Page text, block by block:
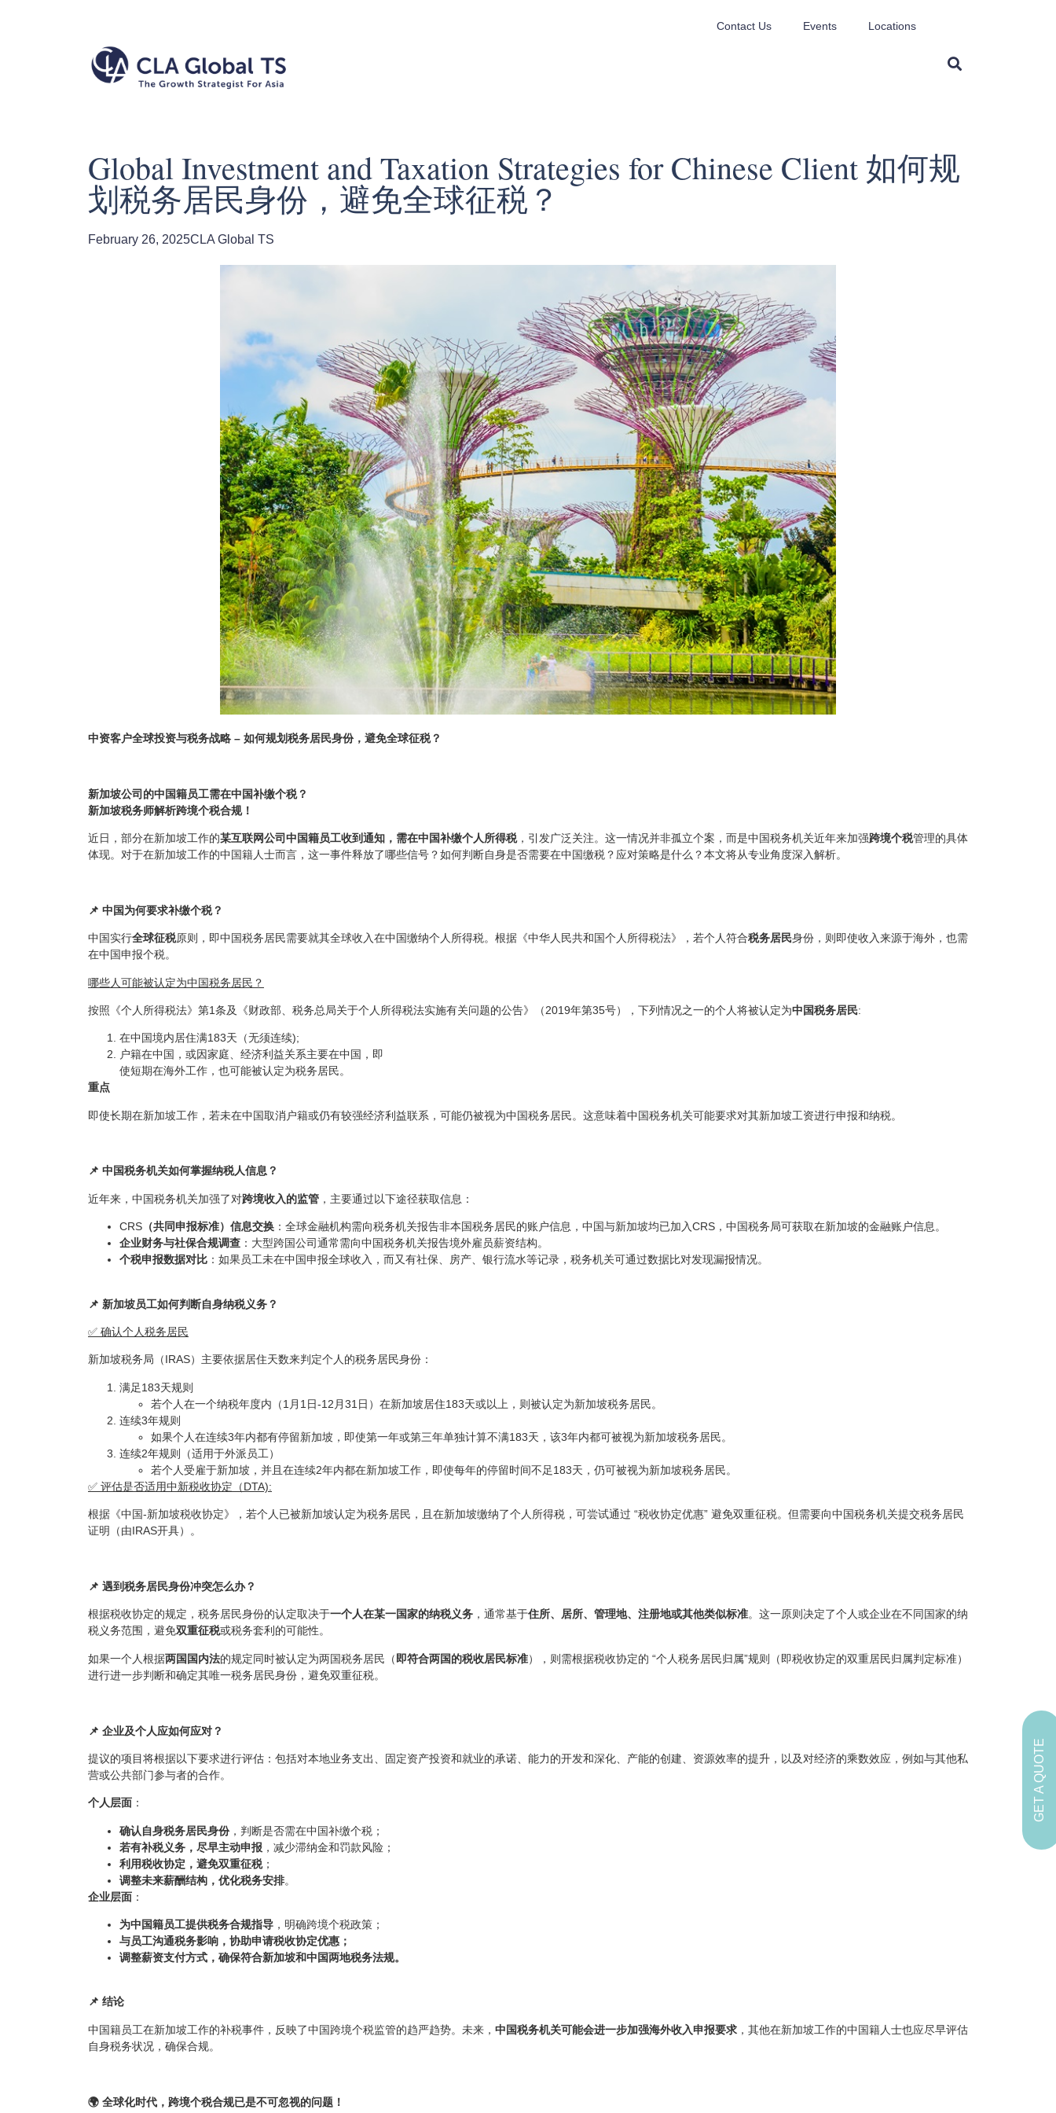
Contact Us Events Locations
Global Investment and Taxation Strategies for Chinese Client 如何规
划税务居民身份，避免全球征税？
February 26, 2025CLA Global TS
中资客户全球投资与税务战略 – 如何规划税务居民身份，避免全球征税？
新加坡公司的中国籍员工需在中国补缴个税？
新加坡税务师解析跨境个税合规！
近日，部分在新加坡工作的某互联网公司中国籍员工收到通知，需在中国补缴个人所得税，引发广泛关注。这一情况并非孤立个案，而是中国税务机关近年来加强跨境个税管理的具体
体现。对于在新加坡工作的中国籍人士而言，这一事件释放了哪些信号？如何判断自身是否需要在中国缴税？应对策略是什么？本文将从专业角度深入解析。
📌 中国为何要求补缴个税？
中国实行全球征税原则，即中国税务居民需要就其全球收入在中国缴纳个人所得税。根据《中华人民共和国个人所得税法》，若个人符合税务居民身份，则即使收入来源于海外，也需
在中国申报个税。
哪些人可能被认定为中国税务居民？
按照《个人所得税法》第1条及《财政部、税务总局关于个人所得税法实施有关问题的公告》（2019年第35号），下列情况之一的个人将被认定为中国税务居民:
在中国境内居住满183天（无须连续);
户籍在中国，或因家庭、经济利益关系主要在中国，即
使短期在海外工作，也可能被认定为税务居民。
重点
即使长期在新加坡工作，若未在中国取消户籍或仍有较强经济利益联系，可能仍被视为中国税务居民。这意味着中国税务机关可能要求对其新加坡工资进行申报和纳税。
📌 中国税务机关如何掌握纳税人信息？
近年来，中国税务机关加强了对跨境收入的监管 ，主要通过以下途径获取信息：
CRS （共同申报标准）信息交换 ：全球金融机构需向税务机关报告非本国税务居民的账户信息，中国与新加坡均已加入CRS，中国税务局可获取在新加坡的金融账户信息。
企业财务与社保合规调查 ：大型跨国公司通常需向中国税务机关报告境外雇员薪资结构。
个税申报数据对比 ：如果员工未在中国申报全球收入，而又有社保、房产、银行流水等记录，税务机关可通过数据比对发现漏报情况。
📌 新加坡员工如何判断自身纳税义务？
✅ 确认个人税务居民
新加坡税务局（IRAS）主要依据居住天数来判定个人的税务居民身份：
满足183天规则
若个人在一个纳税年度内（1月1日-12月31日）在新加坡居住183天或以上，则被认定为新加坡税务居民。
连续3年规则
如果个人在连续3年内都有停留新加坡，即使第一年或第三年单独计算不满183天，该3年内都可被视为新加坡税务居民。
连续2年规则（适用于外派员工）
若个人受雇于新加坡，并且在连续2年内都在新加坡工作，即使每年的停留时间不足183天，仍可被视为新加坡税务居民。
✅ 评估是否适用中新税收协定（DTA):
根据《中国-新加坡税收协定》，若个人已被新加坡认定为税务居民，且在新加坡缴纳了个人所得税，可尝试通过 “税收协定优惠” 避免双重征税。但需要向中国税务机关提交税务居民
证明（由IRAS开具）。
📌 遇到税务居民身份冲突怎么办？
根据税收协定的规定，税务居民身份的认定取决于一个人在某一国家的纳税义务 ，通常基于住所、居所、管理地、注册地或其他类似标准。这一原则决定了个人或企业在不同国家的纳
税义务范围，避免双重征税或税务套利的可能性。
如果一个人根据两国国内法的规定同时被认定为两国税务居民（ 即符合两国的税收居民标准），则需根据税收协定的 “个人税务居民归属”规则（即税收协定的双重居民归属判定标准）
进行进一步判断和确定其唯一税务居民身份，避免双重征税。
📌 企业及个人应如何应对？
提议的项目将根据以下要求进行评估：包括对本地业务支出、固定资产投资和就业的承诺、能力的开发和深化、产能的创建、资源效率的提升，以及对经济的乘数效应，例如与其他私
营或公共部门参与者的合作。
个人层面 ：
确认自身税务居民身份，判断是否需在中国补缴个税；
若有补税义务，尽早主动申报 ，减少滞纳金和罚款风险；
利用税收协定，避免双重征税；
调整未来薪酬结构，优化税务安排。
企业层面 ：
为中国籍员工提供税务合规指导 ，明确跨境个税政策；
与员工沟通税务影响，协助申请税收协定优惠；
调整薪资支付方式，确保符合新加坡和中国两地税务法规。
📌 结论
中国籍员工在新加坡工作的补税事件，反映了中国跨境个税监管的趋严趋势。未来， 中国税务机关可能会进一步加强海外收入申报要求 ，其他在新加坡工作的中国籍人士也应尽早评估
自身税务状况，确保合规。
🌍 全球化时代，跨境个税合规已是不可忽视的问题！
GET A QUOTE